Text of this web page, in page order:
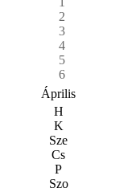
2
3
4
5
6
Április
H
K
Sze
Cs
P
Szo